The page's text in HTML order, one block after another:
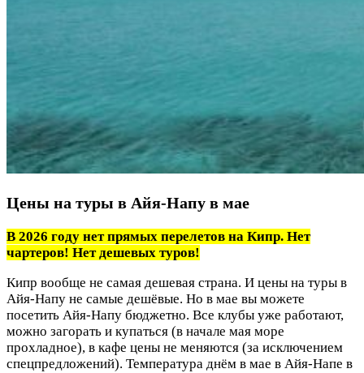
Цены на туры в Айя-Напу в мае
В 2026 году нет прямых перелетов на Кипр. Нет
чартеров! Нет дешевых туров!
Кипр вообще не самая дешевая страна. И цены на туры в
Айя-Напу не самые дешёвые. Но в мае вы можете
посетить Айя-Напу бюджетно. Все клубы уже работают,
можно загорать и купаться (в начале мая море
прохладное), в кафе цены не меняются (за исключением
спецпредложений). Температура днём в мае в Айя-Напе в